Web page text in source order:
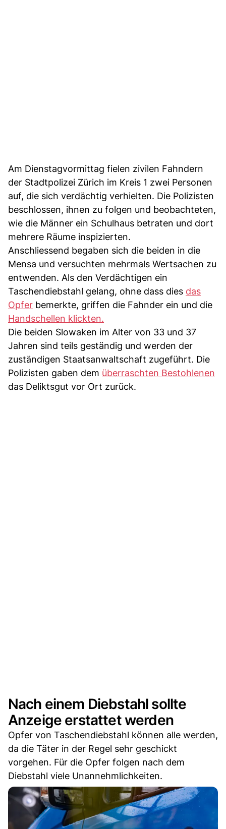
Am Dienstagvormittag fielen zivilen Fahndern
der Stadtpolizei Zürich im Kreis 1 zwei Personen
auf, die sich verdächtig verhielten. Die Polizisten
beschlossen, ihnen zu folgen und beobachteten,
wie die Männer ein Schulhaus betraten und dort
mehrere Räume inspizierten.
Anschliessend begaben sich die beiden in die
Mensa und versuchten mehrmals Wertsachen zu
entwenden. Als den Verdächtigen ein
Taschendiebstahl gelang, ohne dass dies das
Opfer bemerkte, griffen die Fahnder ein und die
Handschellen klickten.
Die beiden Slowaken im Alter von 33 und 37
Jahren sind teils geständig und werden der
zuständigen Staatsanwaltschaft zugeführt. Die
Polizisten gaben dem überraschten Bestohlenen
das Deliktsgut vor Ort zurück.
Nach einem Diebstahl sollte
Anzeige erstattet werden
Opfer von Taschendiebstahl können alle werden,
da die Täter in der Regel sehr geschickt
vorgehen. Für die Opfer folgen nach dem
Diebstahl viele Unannehmlichkeiten.